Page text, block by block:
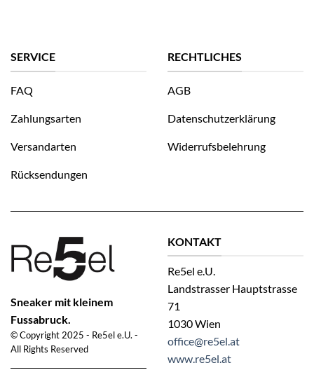
Sneaker mit kleinem
Fussabruck.
© Copyright 2025 - Re5el e.U. -
All Rights Reserved
SERVICE
FAQ
Zahlungsarten
Versandarten
Rücksendungen
RECHTLICHES
AGB
Datenschutzerklärung
Widerrufsbelehrung
KONTAKT
Re5el e.U.
Landstrasser Hauptstrasse
71
1030 Wien
office@re5el.at
www.re5el.at